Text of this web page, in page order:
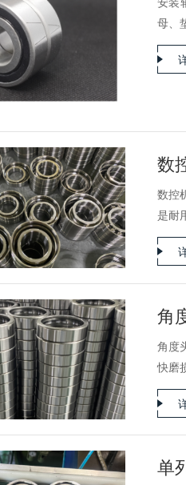
母、
数
数控
是耐
角
角度
快磨
单